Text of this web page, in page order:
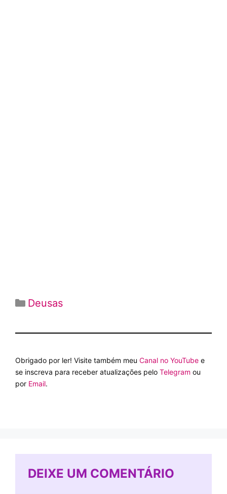
Categorias
Deusas
Obrigado por ler! Visite também meu Canal no YouTube e
se inscreva para receber atualizações pelo Telegram ou
por Email.
DEIXE UM COMENTÁRIO